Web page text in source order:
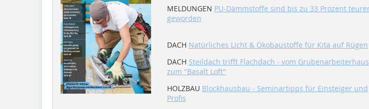
MELDUNGEN PU-Dämmstoffe sind bis zu 33 Prozent
geworden
DACH Natürliches Licht & Ökobaustoffe für Kita auf Rügen
DACH Steildach trifft Flachdach - vom Grubenarbeiterhaus
zum "Basalt Loft"
HOLZBAU Blockhausbau - Seminartipps für Einsteiger und
Profis